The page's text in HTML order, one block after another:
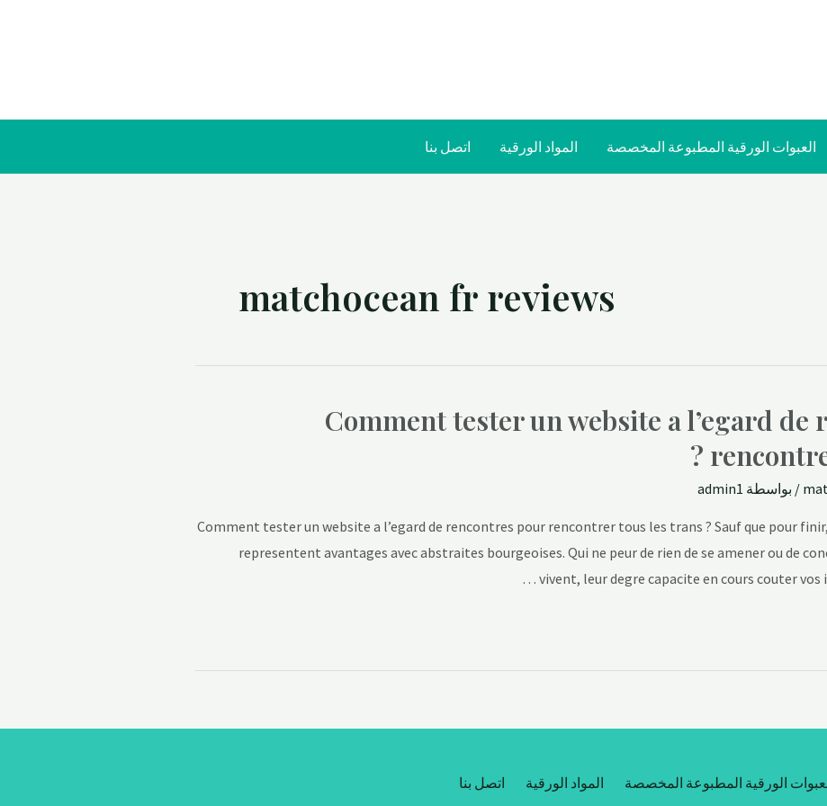
العبوات الورقية المطبوعة المخصصة المواد الورقية اتصل بنا
matchocean fr reviews
Comment tester un website a l’egard
/ بواسطة admin1
Comment tester un website a l’egard de rencontres pour rencontrer tous les trans ? Sauf que pour
representent avantages avec abstraites bourgeoises. Qui ne peur de rien de se amener ou de
vivent, leur degre capacite en cours couter vos
الورقية المطبوعة المخصصة المواد الورقية اتصل بنا